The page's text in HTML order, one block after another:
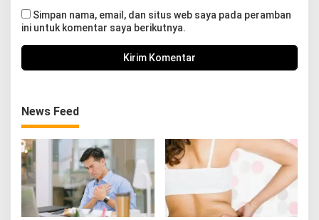
Simpan nama, email, dan situs web saya pada peramban
ini untuk komentar saya berikutnya.
News Feed